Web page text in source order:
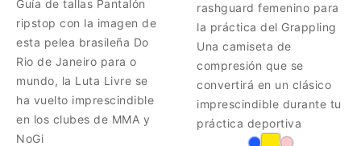
Guía de tallas Pantalón
ripstop con la imagen de
esta pelea brasileña Do
Rio de Janeiro para o
mundo, la Luta Livre se
ha vuelto imprescindible
en los clubes de MMA y
NoGi
rashguard femenino para
la práctica del Grappling
Una camiseta de
compresión que se
convertirá en un clásico
imprescindible durante tu
práctica deportiva